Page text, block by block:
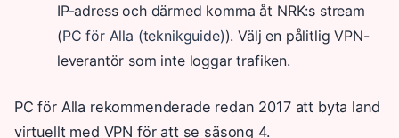
IP-adress och därmed komma åt NRK:s stream
(PC för Alla (teknikguide)). Välj en pålitlig VPN-
leverantör som inte loggar trafiken.
PC för Alla rekommenderade redan 2017 att byta land
virtuellt med VPN för att se säsong 4.